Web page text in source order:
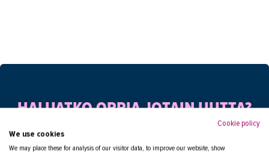
HALUATKO OPPIA JOTAIN UUTTA?
Cookie policy
We use cookies
We may place these for analysis of our visitor data, to improve our website, show